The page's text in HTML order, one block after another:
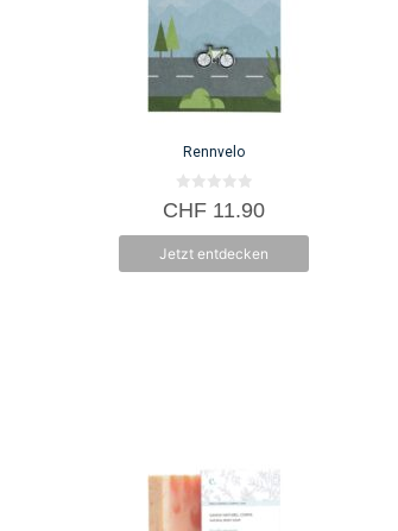
Rennvelo
0
v
5
CHF 11.90
Jetzt entdecken